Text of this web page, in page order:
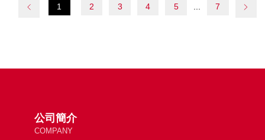
1 2 3 4 5 7
公司簡介
COMPANY